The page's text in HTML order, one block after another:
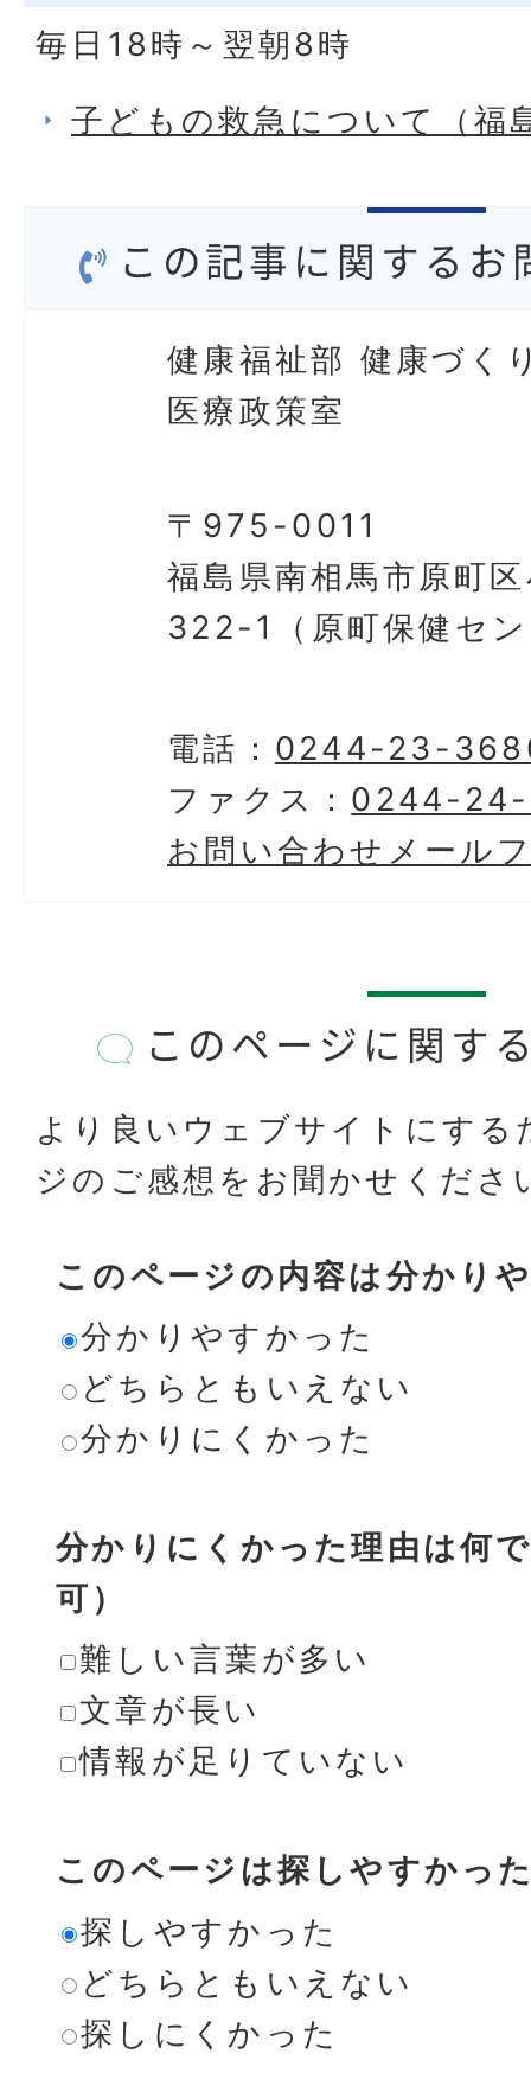
毎日18時～翌朝8時
子どもの救急について（福
この記事に関するお
健康福祉部 健康づく
医療政策室
〒975-0011
福島県南相馬市原町
322-1（原町保健セ
電話： 0244-23-
ファクス： 0244-
お問い合わせメール
このページに関す
より良いウェブサイトにする
ジのご感想をお聞かせくださ
このページの内容は分かり
分かりやすかった
どちらともいえない
分かりにくかった
分かりにくかった理由は何
可）
難しい言葉が多い
文章が長い
情報が足りていない
このページは探しやすかっ
探しやすかった
どちらともいえない
探しにくかった